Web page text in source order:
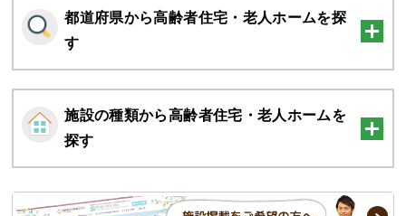
都道府県から高齢者住宅・老人ホームを探
す
施設の種類から高齢者住宅・老人ホームを
探す